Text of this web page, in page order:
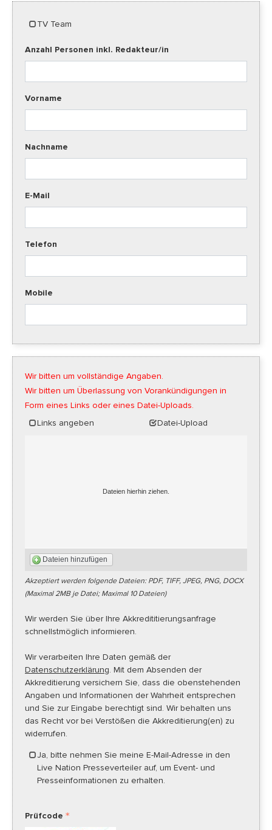
TV Team
Anzahl Personen inkl. Redakteur/in
Vorname
Nachname
E-Mail
Telefon
Mobile
Wir bitten um vollständige Angaben.
Wir bitten um Überlassung von Vorankündigungen in
Form eines Links oder eines Datei-Uploads.
Links angeben
Datei-Upload
Dateien hierhin ziehen.
Dateien hinzufügen
Akzeptiert werden folgende Dateien: PDF, TIFF, JPEG, PNG, DOCX
(Maximal 2MB je Datei; Maximal 10 Dateien)
Wir werden Sie über Ihre Akkredititierungsanfrage
schnellstmöglich informieren.
Wir verarbeiten Ihre Daten gemäß der
Datenschutzerklärung. Mit dem Absenden der
Akkreditierung versichern Sie, dass die obenstehenden
Angaben und Informationen der Wahrheit entsprechen
und Sie zur Eingabe berechtigt sind. Wir behalten uns
das Recht vor bei Verstößen die Akkreditierung(en) zu
widerrufen.
Ja, bitte nehmen Sie meine E-Mail-Adresse in den
Live Nation Presseverteiler auf, um Event- und
Presseinformationen zu erhalten.
Prüfcode